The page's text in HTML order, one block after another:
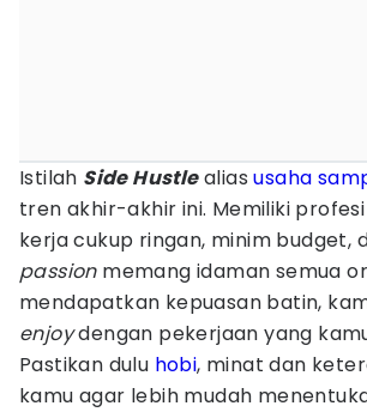
Istilah Side Hustlealiasusaha
tren akhir-akhir ini. Memiliki
kerja cukup ringan, minim budget,
passionmemang idaman semua
mendapatkan kepuasan batin,
enjoydengan pekerjaan yang
Pastikan dulu hobi, minat dan
kamu agar lebih mudah